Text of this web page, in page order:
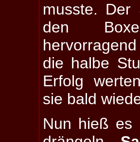
musste.
den
die halbe
Erfolg
sie bald
Nun hieß es